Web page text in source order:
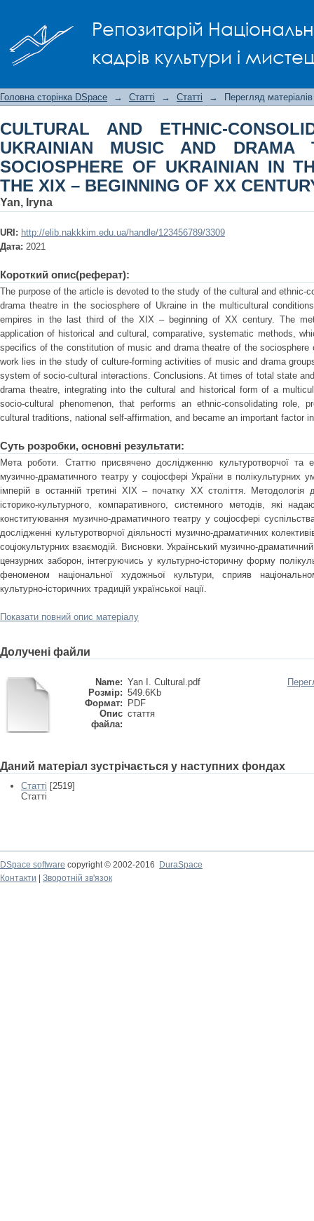
Репозитарій
кадрів культури і
DRAMA THEATER IN THE
– BEGINNING OF XX CENTURY
Головна сторінка DSpace → Статті → Статті → Перегляд матеріалів
CULTURAL AND ETHNIC-
UKRAINIAN MUSIC AND DRAMA
SOCIOSPHERE OF UKRAINIAN IN
THE XIX – BEGINNING OF XX
Yan, Iryna
URI: http://elib.nakkkim.edu.ua/handle/123456789/3309
Дата: 2021
Короткий опис(реферат):
The purpose of the article is devoted to the study of the cultural and ethnic-
drama theatre in the sociosphere of Ukraine in the multicultural
empires in the last third of the XIX – beginning of XX century. The
application of historical and cultural, comparative, systematic methods,
specifics of the constitution of music and drama theatre of the
work lies in the study of culture-forming activities of music and drama
system of socio-cultural interactions. Conclusions. At times of total state
drama theatre, integrating into the cultural and historical form of a
socio-cultural phenomenon, that performs an ethnic-consolidating role,
cultural traditions, national self-affirmation, and became an important factor
Суть розробки, основні результати:
Мета роботи. Статтю присвячено дослідженню культуротворчої та
музично-драматичного театру у соціосфері України в полікультурних
імперій в останній третині ХІХ – початку ХХ століття. Методологія
історико-культурного, компаративного, системного методів, які
конституювання музично-драматичного театру у соціосфері
дослідженні культуротворчої діяльності музично-драматичних
соціокультурних взаємодій. Висновки. Український музично-
цензурних заборон, інтегруючись у культурно-історичну форму
феноменом національної художньої культури, сприяв
культурно-історичних традицій української нації.
Показати повний опис матеріалу
Долучені файли
Name: Yan I. Cultural.pdf
Розмір: 549.6Kb
Формат:
PDF
Опис
файла:
стаття
Даний матеріал зустрічається у наступних фондах
Статті [2519]
Статті
DSpace software copyright © 2002-2016
DuraSpace
Контакти
Зворотній зв'язок